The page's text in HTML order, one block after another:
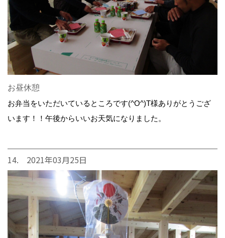
お昼休憩
お弁当をいただいているところです(^O^)T様ありがとうござ
います！！午後からいいお天気になりました。
14. 2021年03月25日